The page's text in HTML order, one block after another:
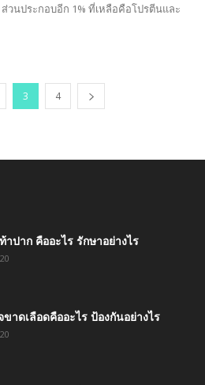
วนประกอบอีก 1% ที่เหลือคือโปรตีนและ
3 4
าปาก คืออะไร รักษาอย่างไร
ขาดเลือดคืออะไร ป้องกันอย่างไร